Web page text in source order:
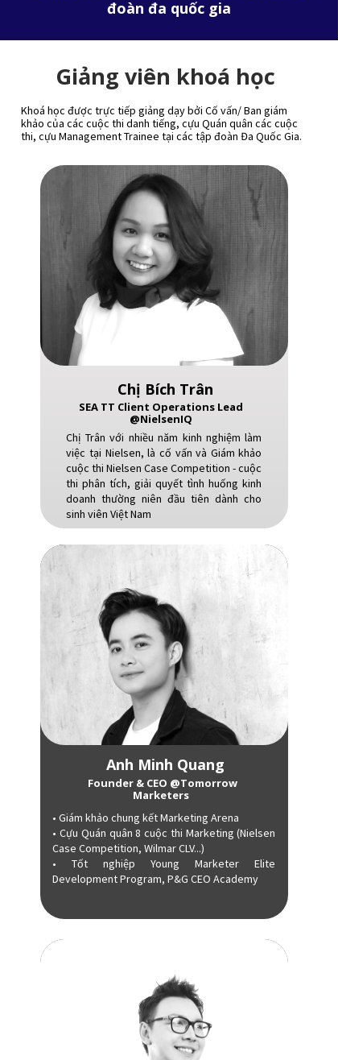
đoàn đa quốc gia
Anh Minh Quang
Founder & CEO @Tomorrow
Marketers
• Giám khảo chung kết Marketing Arena
• Cựu Quán quân 8 cuộc thi Marketing (Nielsen
Case Competition, Wilmar CLV...)
• Tốt nghiệp Young Marketer Elite
Development Program, P&G CEO Academy
Chị Bích Trân
SEA TT Client Operations Lead
@NielsenIQ
Chị Trân với nhiều năm kinh nghiệm làm
việc tại Nielsen, là cố vấn và Giám khảo
cuộc thi Nielsen Case Competition - cuộc
thi phân tích, giải quyết tình huống kinh
doanh thường niên đầu tiên dành cho
sinh viên Việt Nam
Giảng viên khoá học
Khoá học được trực tiếp giảng dạy bởi Cố vấn/ Ban giám
khảo của các cuộc thi danh tiếng, cựu Quán quân các cuộc
thi, cựu Management Trainee tại các tập đoàn Đa Quốc Gia.